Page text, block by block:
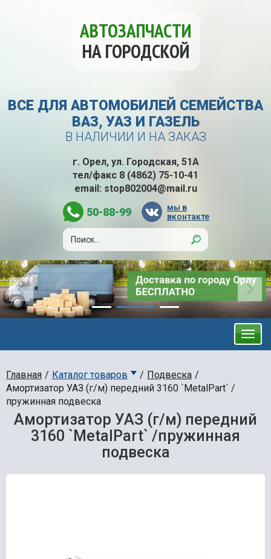
АВТОЗАПЧАСТИ
НА ГОРОДСКОЙ
ВСЕ ДЛЯ АВТОМОБИЛЕЙ СЕМЕЙСТВА
ВАЗ, УАЗ И ГАЗЕЛЬ
В НАЛИЧИИ И НА ЗАКАЗ
г. Орел, ул. Городская, 51А
тел/факс 8 (4862) 75-10-41
email: stop802004@mail.ru
50-88-99
мы в
вконтакте
Главная Каталог товаров
Подвеска
Амортизатор УАЗ (г/м) передний 3160 `MetalPart` /
пружинная подвеска
Амортизатор УАЗ (г/м) передний
3160 `MetalPart` /пружинная
подвеска